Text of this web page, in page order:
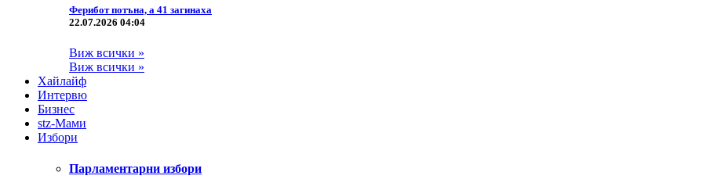
Ферибот потъна, а 41 загинаха
22.07.2026 04:04
Виж всички »
Виж всички »
Хайлайф
Интервю
Бизнес
stz-Мами
Избори
Парламентарни избори